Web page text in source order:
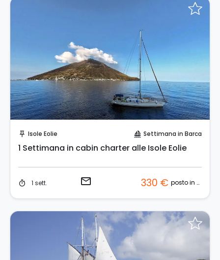
push_pin Isole Eolie sailing Settimana in Barca
1 Settimana in cabin charter alle Isole Eolie
timer 1 sett. email 330 € posto in cabina